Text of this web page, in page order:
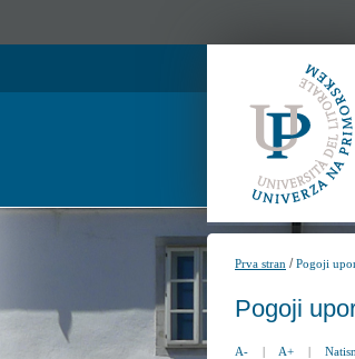
Prva stran /Pogoji
Pogoji
A- | A+ |